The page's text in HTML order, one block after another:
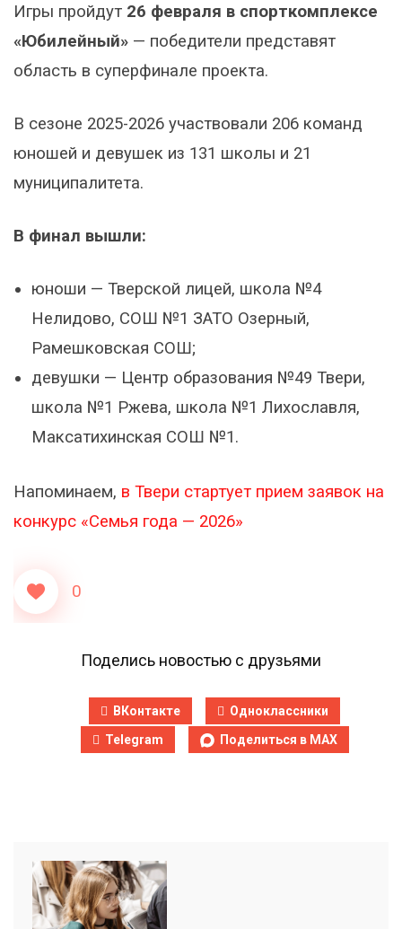
Игры пройдут 26 февраля в спорткомплексе
«Юбилейный» — победители представят
область в суперфинале проекта.
В сезоне 2025-2026 участвовали 206 команд
юношей и девушек из 131 школы и 21
муниципалитета.
В финал вышли:
юноши — Тверской лицей, школа №4
Нелидово, СОШ №1 ЗАТО Озерный,
Рамешковская СОШ;
девушки — Центр образования №49 Твери,
школа №1 Ржева, школа №1 Лихославля,
Максатихинская СОШ №1.
Напоминаем, в Твери стартует прием заявок на
конкурс «Семья года — 2026»
0
Поделись новостью с друзьями
ВКонтакте
Одноклассники
Telegram
Поделиться в MAX